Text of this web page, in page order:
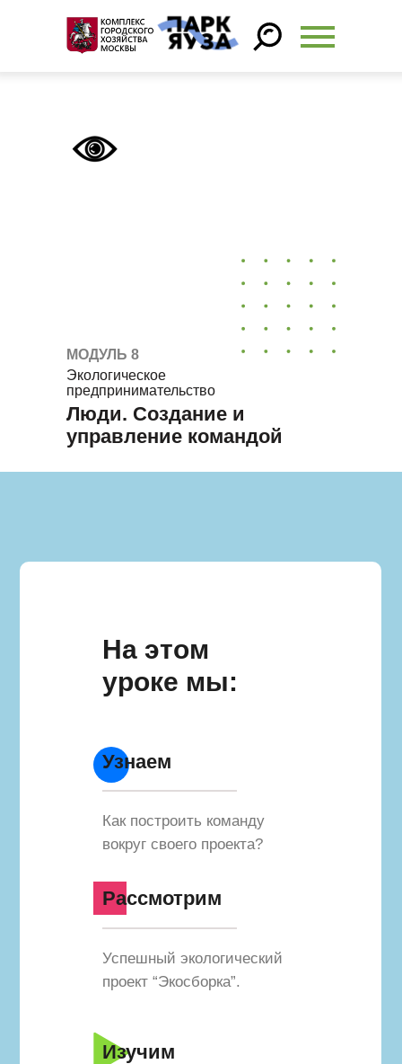
Экологическое
предпринимательство
Люди. Создание и
управление командой
МОДУЛЬ 8
На этом
уроке мы:
Как построить команду
вокруг своего проекта?
Успешный экологический
проект “Экосборка”.
Узнаем
Рассмотрим
Изучим